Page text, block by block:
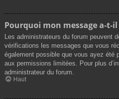
Pourquoi mon message a-t-
Les administrateurs du forum peuvent
vérifications les messages que vous
également possible que vous ayez été
aux permissions limitées. Pour plus
administrateur du forum.
Haut